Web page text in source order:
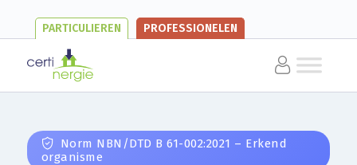
PARTICULIEREN PROFESSIONELEN
Norm NBN/DTD B 61-002:2021 – Erkend
organisme